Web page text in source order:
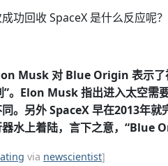
功回收 SpaceX 是什么反应呢
Musk 对 Blue Origin 表示了
”。Elon Musk 指出进入太空需
。另外 SpaceX 早在2013年
水上着陆，言下之意，“Blue
via newscientist]